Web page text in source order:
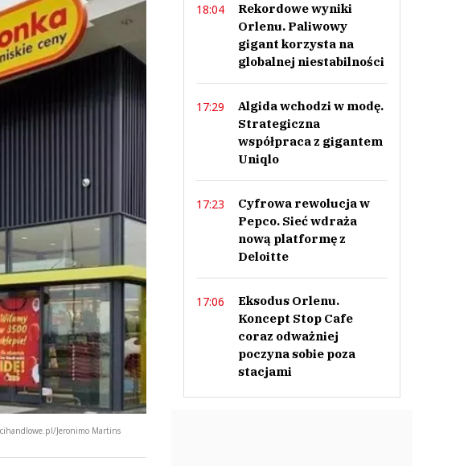
Jeronimo Martins
18:04
Rekordowe wyniki
Orlenu. Paliwowy
gigant korzysta na
globalnej niestabilności
17:29
Algida wchodzi w modę.
Strategiczna
współpraca z gigantem
Uniqlo
17:23
Cyfrowa rewolucja w
Pepco. Sieć wdraża
nową platformę z
Deloitte
17:06
Eksodus Orlenu.
Koncept Stop Cafe
coraz odważniej
poczyna sobie poza
stacjami